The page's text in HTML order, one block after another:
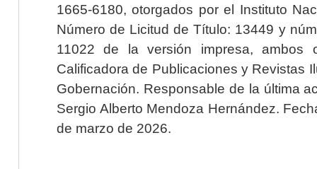
1665-6180, otorgados por el Instituto
Número de Licitud de Título: 13449 y
11022 de la versión impresa, ambos
Calificadora de Publicaciones y Revistas
Gobernación. Responsable de la última
Sergio Alberto Mendoza Hernández.
de marzo de 2026.